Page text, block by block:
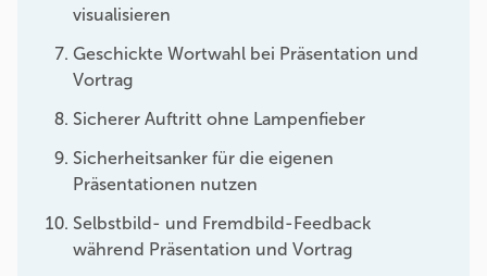
visualisieren
Geschickte Wortwahl bei Präsentation und
Vortrag
Sicherer Auftritt ohne Lampenfieber
Sicherheitsanker für die eigenen
Präsentationen nutzen
Selbstbild- und Fremdbild-Feedback
während Präsentation und Vortrag